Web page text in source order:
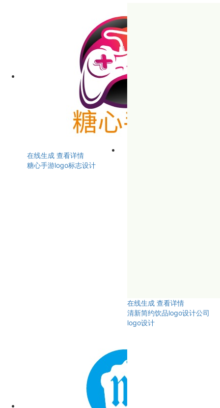
在线生成 查看详情
糖心手游logo标志设计
在线生成 查看详情
清新简约饮品logo设计公司
logo设计